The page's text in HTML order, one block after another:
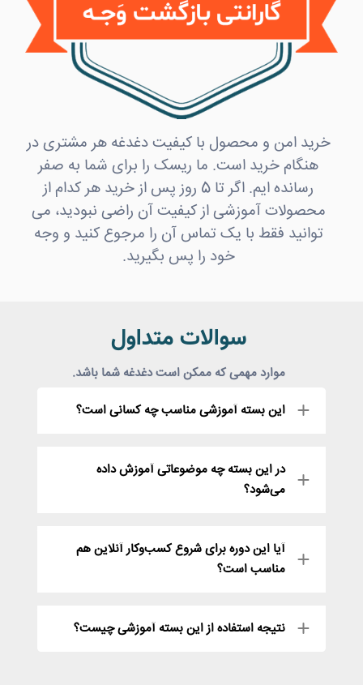
خرید امن و محصول با کیفیت دغدغه هر مشتری در
هنگام خرید است. ما ریسک را برای شما به صفر
رسانده ایم. اگر تا 5 روز پس از خرید هر کدام از
محصولات آموزشی از کیفیت آن راضی نبودید، می
توانید فقط با یک تماس آن را مرجوع کنید و وجه
خود را پس بگیرید.
سوالات متداول
موارد مهمی که ممکن است دغدغه شما باشد.
این بسته آموزشی مناسب چه کسانی است؟
در این بسته چه موضوعاتی آموزش داده
می‌شود؟
آیا این دوره برای شروع کسب‌وکار آنلاین هم
مناسب است؟
نتیجه استفاده از این بسته آموزشی چیست؟